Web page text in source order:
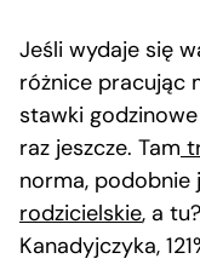
Jeśli wydaje się
różnice pracując
stawki
raz jeszcze. Tam
norma, podobnie
rodzicielskie, a
Kanadyjczyka,